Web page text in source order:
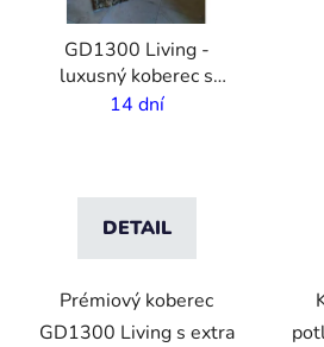
GD1300 Living -
luxusný koberec s
vlastnou potlačou - 10
14 dní
DETAIL
Prémiový koberec
GD1300 Living s extra